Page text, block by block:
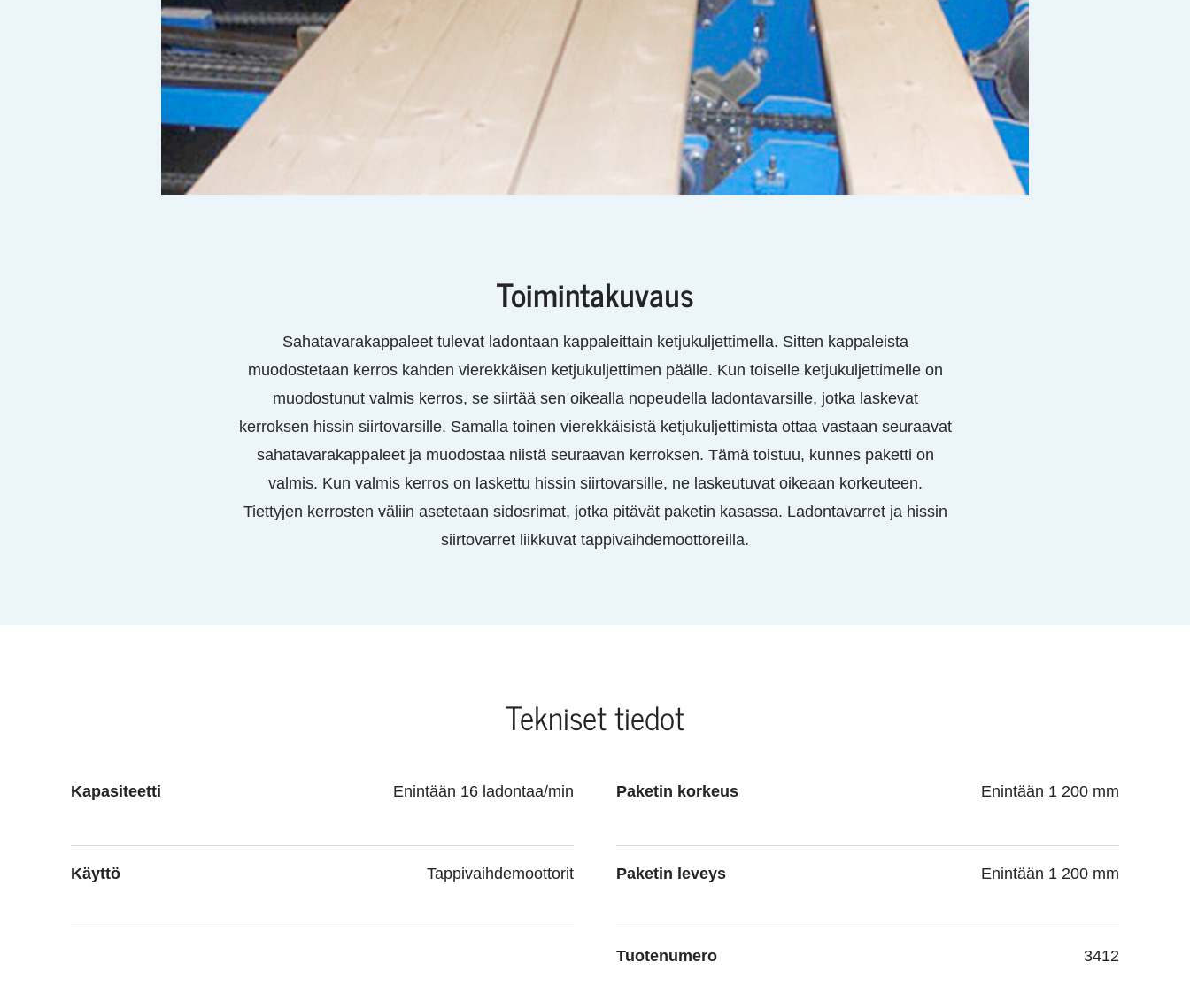
Toimintakuvaus
Sahatavarakappaleet tulevat ladontaan kappaleittain ketjukuljettimella. Sitten kappaleista
muodostetaan kerros kahden vierekkäisen ketjukuljettimen päälle. Kun toiselle ketjukuljettimelle on
muodostunut valmis kerros, se siirtää sen oikealla nopeudella ladontavarsille, jotka laskevat
kerroksen hissin siirtovarsille. Samalla toinen vierekkäisistä ketjukuljettimista ottaa vastaan seuraavat
sahatavarakappaleet ja muodostaa niistä seuraavan kerroksen. Tämä toistuu, kunnes paketti on
valmis. Kun valmis kerros on laskettu hissin siirtovarsille, ne laskeutuvat oikeaan korkeuteen.
Tiettyjen kerrosten väliin asetetaan sidosrimat, jotka pitävät paketin kasassa. Ladontavarret ja hissin
siirtovarret liikkuvat tappivaihdemoottoreilla.
Tekniset tiedot
Kapasiteetti Enintään 16 ladontaa/min
Käyttö Tappivaihdemoottorit
Paketin korkeus Enintään 1 200 mm
Paketin leveys Enintään 1 200 mm
Tuotenumero 3412